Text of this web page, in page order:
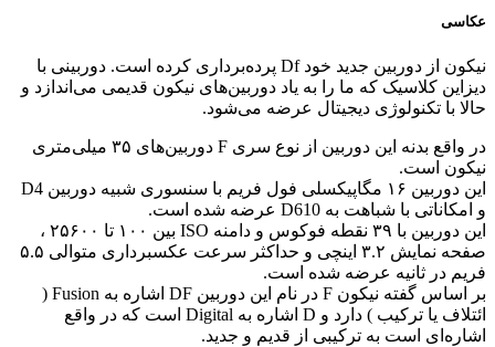
عکاسی
نیکون از دوربین جدید خود Df پرده‌برداری کرده است. دوربینی با
دیزاین کلاسیک که ما را به یاد دوربین‌های نیکون قدیمی می‌اندازد و
حالا با تکنولوژی دیجیتال عرضه می‌شود.
در واقع بدنه این دوربین از نوع سری F دوربین‌های ۳۵ میلی‌متری
نیکون است.
این دوربین ۱۶ مگاپیکسلی فول فریم با سنسوری شبیه دوربین D4
و امکاناتی با شباهت به D610 عرضه شده است.
این دوربین با ۳۹ نقطه فوکوس و دامنه ISO بین ۱۰۰ تا ۲۵۶۰۰ ،
صفحه نمایش ۳.۲ اینچی و حداکثر سرعت عکسبرداری متوالی ۵.۵
فریم در ثانیه عرضه شده است.
بر اساس گفته نیکون F در نام این دوربین DF اشاره به Fusion (‌
ائتلاف یا ترکیب ) دارد و D اشاره به Digital است که در واقع
اشاره‌ای است به ترکیبی از قدیم و جدید.